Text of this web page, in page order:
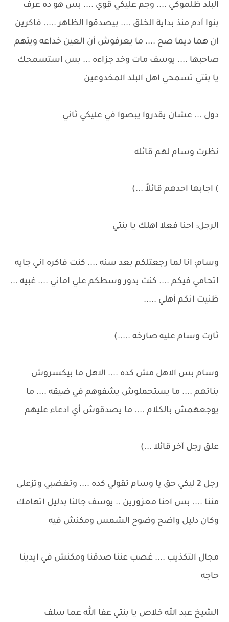
البلد ظلموكي .... وجم عليكي قوي .... بس هو ده عرف
بنوا آدم منذ بداية الخلق .... بيصدقوا الظاهر ..... فاكرين
ان هما ديما صح .... ما يعرفوش أن العين خداعه ويتهم
صاحبها .... يوسف مات وخد جزاءه ... بس استسمحك
يا بنتي تسمحي اهل البلد المخدوعين
دول ... عشان يقدروا يبصوا في عليكي ثاني
نظرت وسام لهم قائله
) اجابها احدهم قائلاً ...)
الرجل: احنا فعلا اهلك يا بنتي
وسام: انا لما رجعتلكم بعد سنه .... كنت فاكره اني جايه
اتحامي فيكم .... كنت بدور وسطكم علي اماني .... غبيه ...
ظنيت انكم أهلي .....
ثارت وسام عليه صارخه .....)
وسام بس الاهل مش كده .... الاهل ما بيكسروش
بناتهم .... ما يستحملوش يشفوهم في ضيقه .... ما
يوجعهمش بالكلام .... ما يصدقوش أي ادعاء عليهم
علق رجل آخر قائلا ...)
رجل 2 ليكي حق يا وسام تقولي كده .... وتغضبي وتزعلى
مننا .... بس احنا معزورين .. يوسف جالنا بدليل اتهامك
وكان دليل واضح وضوح الشمس ومكنش فيه
مجال التكذيب .... غصب عننا صدقنا ومكنش في ايدينا
حاجه
الشيخ عبد الله خلاص يا بنتي عفا الله عما سلف